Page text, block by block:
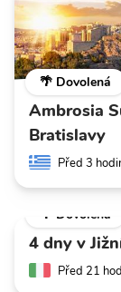
🌴 Dovolená
Ambrosia
Bratislavy
Před 3
🌴 Dovolená
4 dny v
Před 21